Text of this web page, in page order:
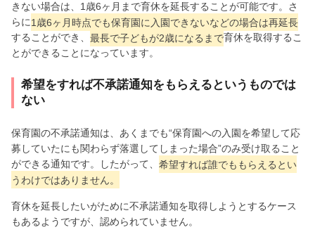
きない場合は、1歳6ヶ月まで育休を延長することが可能です。さ
らに1歳6ヶ月時点でも保育園に入園できないなどの場合は再延長
することができ、 最長で子どもが2歳になるまで育休を取得するこ
とができることになっています。
希望をすれば不承諾通知をもらえるというものでは
ない
保育園の不承諾通知は、あくまでも“保育園への入園を希望して応
募していたにも関わらず落選してしまった場合”のみ受け取ること
ができる通知です。したがって、 希望すれば誰でももらえるとい
うわけではありません。
育休を延長したいがために不承諾通知を取得しようとするケース
もあるようですが、認められていません。